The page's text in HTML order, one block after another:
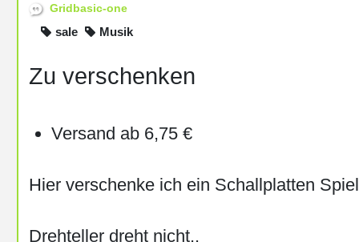
49504 Lotte
Gridbasic-one
sale Musik
Zu verschenken
Versand ab 6,75 €
Hier verschenke ich ein Schallplatten
Drehteller dreht nicht..